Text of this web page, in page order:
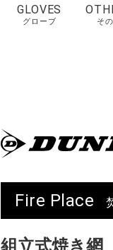
GLOVES
グローブ そ
Fire Place
組立式焼き網